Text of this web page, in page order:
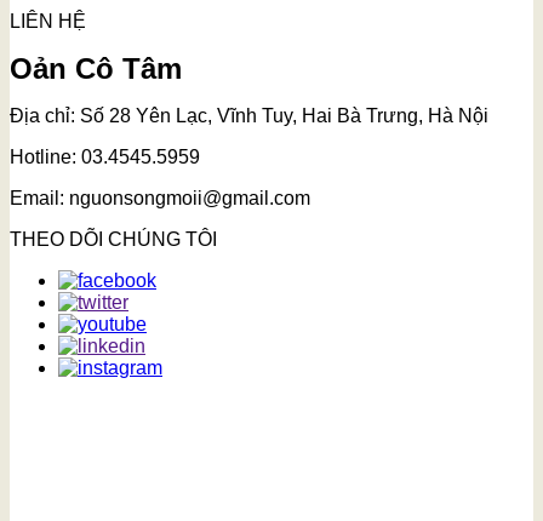
LIÊN HỆ
Oản Cô Tâm
Địa chỉ: Số 28 Yên Lạc, Vĩnh Tuy, Hai Bà Trưng, Hà Nội
Hotline: 03.4545.5959
Email: nguonsongmoii@gmail.com
THEO DÕI CHÚNG TÔI